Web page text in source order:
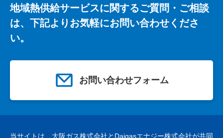
地域熱供給サービスに関するご質問・ご相談
は、下記よりお気軽にお問い合わせくださ
い。
お問い合わせフォーム
当サイトは、 大阪ガス株式会社と Daigasエナジー株式会社が共同